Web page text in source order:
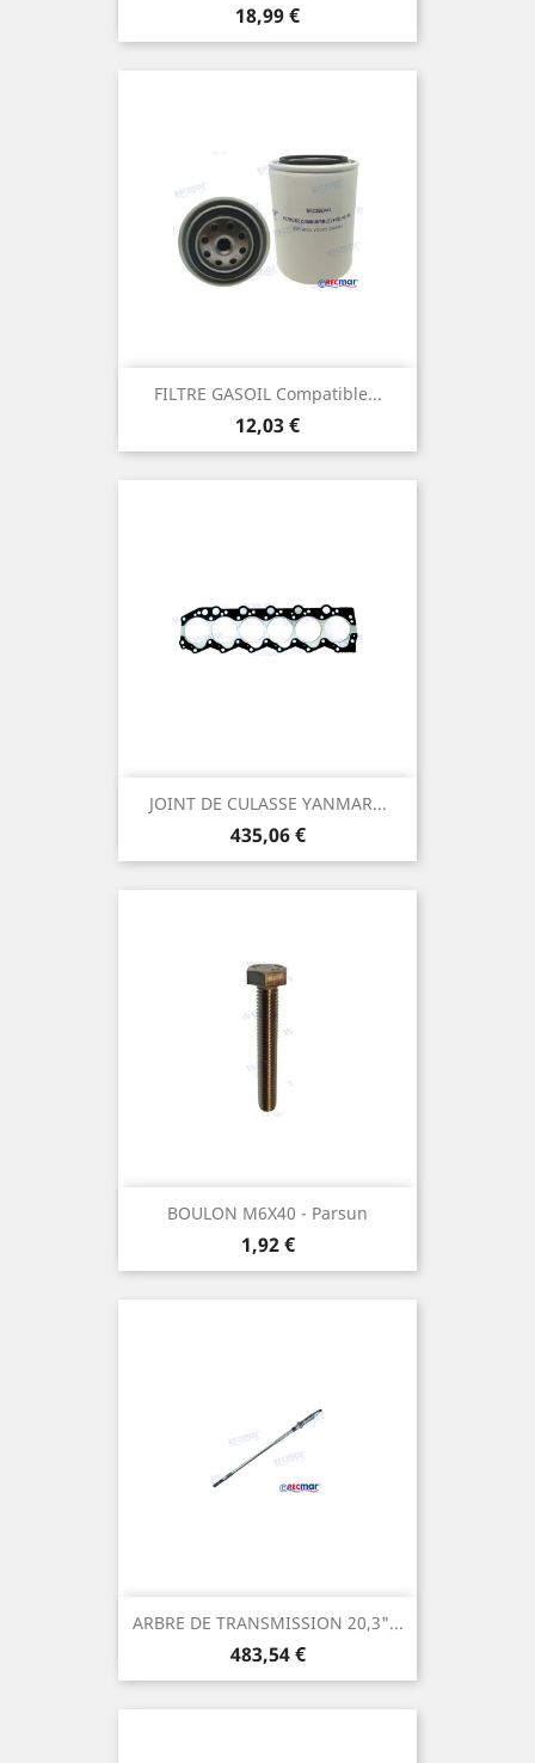
Prix
18,99 €
FILTRE GASOIL Compatible...
Prix
12,03 €
JOINT DE CULASSE YANMAR...
Prix
435,06 €
BOULON M6X40 - Parsun
Prix
1,92 €
ARBRE DE TRANSMISSION 20,3"...
Prix
483,54 €